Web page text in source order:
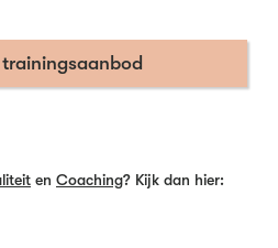
trainingsaanbod
en Coaching? Kijk dan hier: